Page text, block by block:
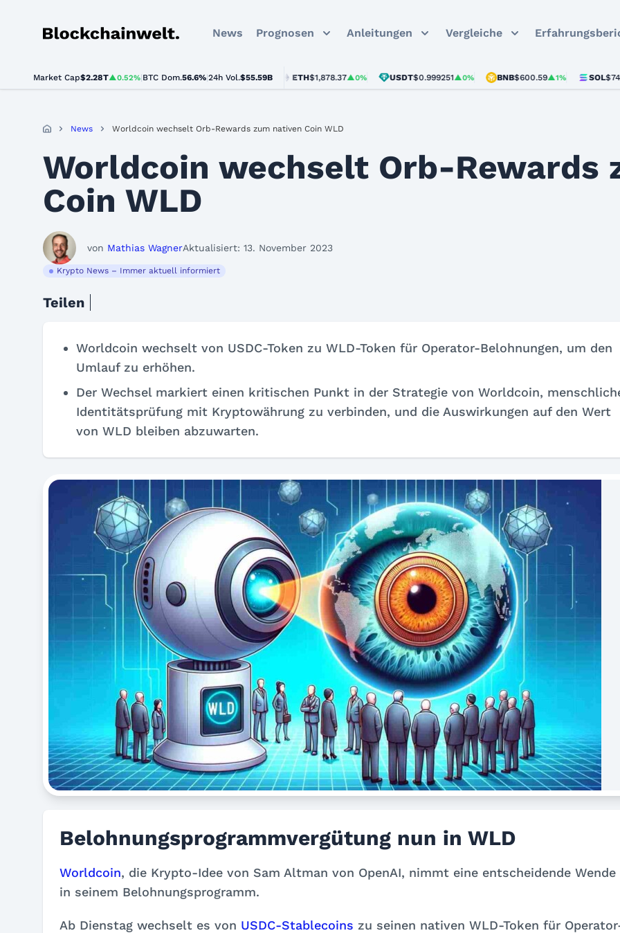
Blockchainwelt News Prognosen Anleitungen Vergleiche
Market Cap$2.28T▲0.52% BTC Dom.56.6% 24h Vol.$55.59B
BTC$64,495.00▲0.4% ETH $1,878.37▲0% USDT$0.999251▲0% BNB $600.59▲1% SOL $74.07
News Worldcoin wechselt Orb-Rewards zum nativen Coin WLD
Worldcoin wechselt Orb-Rewards
Coin WLD
von Mathias WagnerAktualisiert: 13. November 2023
Krypto News – Immer aktuell informiert
Teilen
Worldcoin wechselt von USDC-Token zu WLD-Token für Operator-Belohnungen, um den
Umlauf zu erhöhen.
Der Wechsel markiert einen kritischen Punkt in der Strategie von Worldcoin,
Identitätsprüfung mit Kryptowährung zu verbinden, und die Auswirkungen auf den Wert
von WLD bleiben abzuwarten.
Belohnungsprogrammvergütung nun in WLD
Worldcoin, die Krypto-Idee von Sam Altman von OpenAI, nimmt eine entscheidende Wende
in seinem Belohnungsprogramm.
Ab Dienstag wechselt es von USDC-Stablecoins zu seinen nativen WLD-Token für